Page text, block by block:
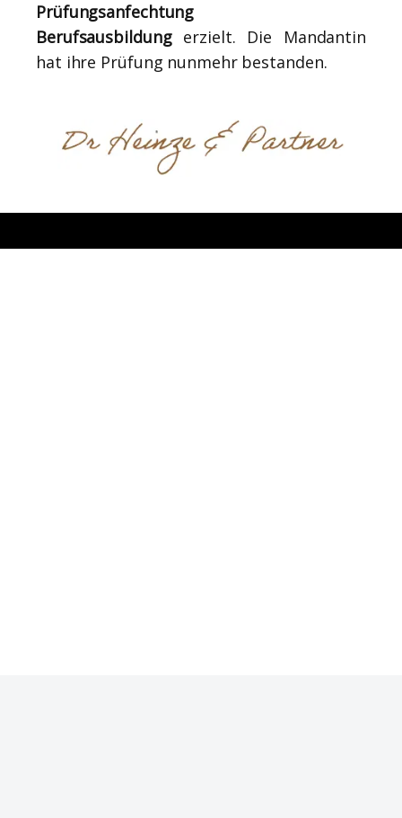
Prüfungsanfechtung
Berufsausbildungerzielt. Die Mandantin
hat ihre Prüfung nunmehr bestanden.